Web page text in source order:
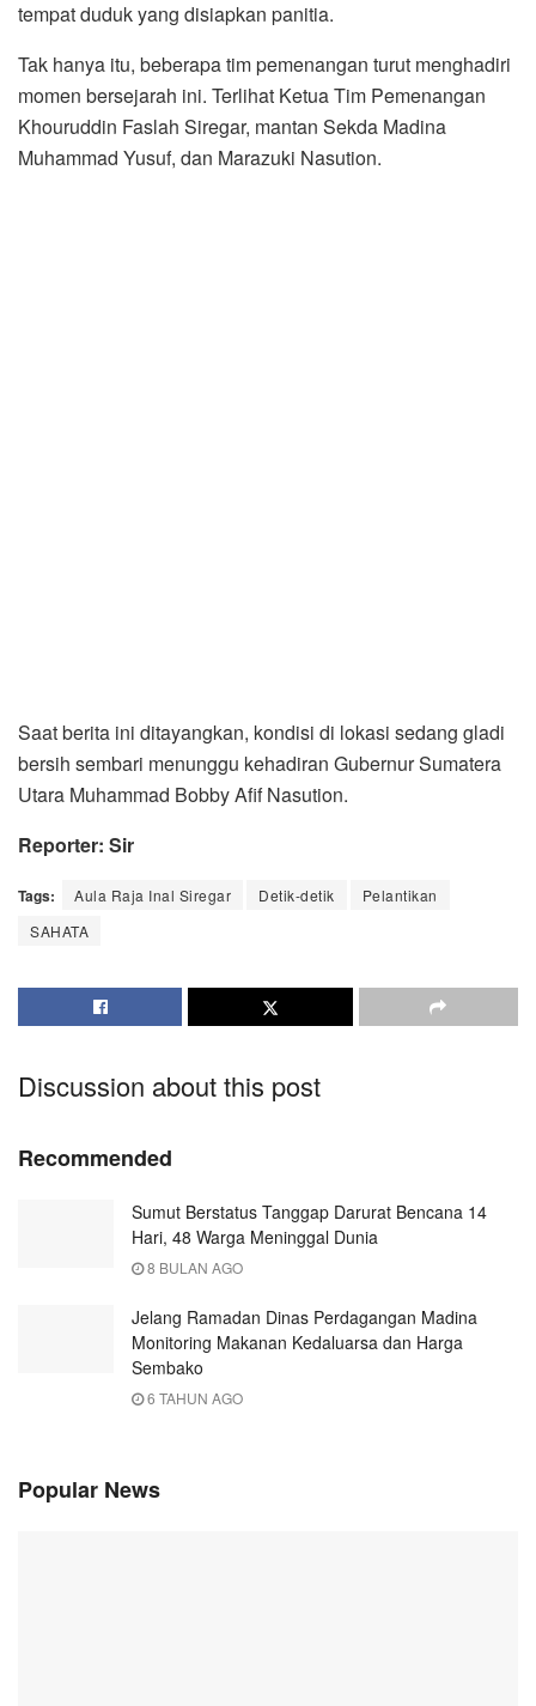
tempat duduk yang disiapkan panitia.
Tak hanya itu, beberapa tim pemenangan turut menghadiri
momen bersejarah ini. Terlihat Ketua Tim Pemenangan
Khouruddin Faslah Siregar, mantan Sekda Madina
Muhammad Yusuf, dan Marazuki Nasution.
Saat berita ini ditayangkan, kondisi di lokasi sedang gladi
bersih sembari menunggu kehadiran Gubernur Sumatera
Utara Muhammad Bobby Afif Nasution.
Reporter: Sir
Tags: Aula Raja Inal Siregar Detik-detik
Pelantikan
SAHATA
Discussion about this post
Recommended
Sumut Berstatus Tanggap Darurat Bencana 14
Hari, 48 Warga Meninggal Dunia
8 BULAN AGO
Jelang Ramadan Dinas Perdagangan Madina
Monitoring Makanan Kedaluarsa dan Harga
Sembako
6 TAHUN AGO
Popular News